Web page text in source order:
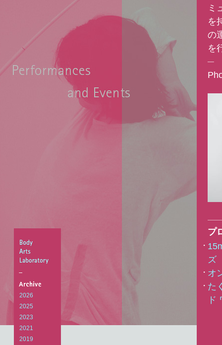
Body
Arts
Laboratory
2026
2025
2023
2021
2019
ミ
を
の
を
─
プ
ズ
オ
た
ド